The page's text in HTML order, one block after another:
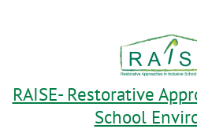
RAISE- Restorative
School